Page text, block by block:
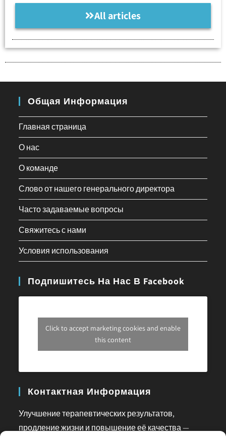
All articles
Общая Информация
Главная страница
О нас
О команде
Слово от нашего генерального директора
Часто задаваемые вопросы
Свяжитесь с нами
Условия использования
Подпишитесь На Нас В Facebook
Click to accept marketing cookies and enable
this content
Контактная Информация
Улучшение терапевтических результатов,
продление жизни и повышение её качества —